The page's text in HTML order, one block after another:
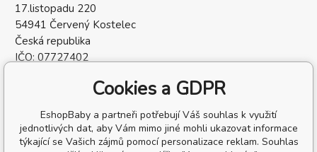
17.listopadu 220
54941 Červený Kostelec
Česká republika
IČO: 07727402
Cookies a GDPR
EshopBaby a partneři potřebují Váš souhlas k využití
jednotlivých dat, aby Vám mimo jiné mohli ukazovat informace
týkající se Vašich zájmů pomocí personalizace reklam. Souhlas